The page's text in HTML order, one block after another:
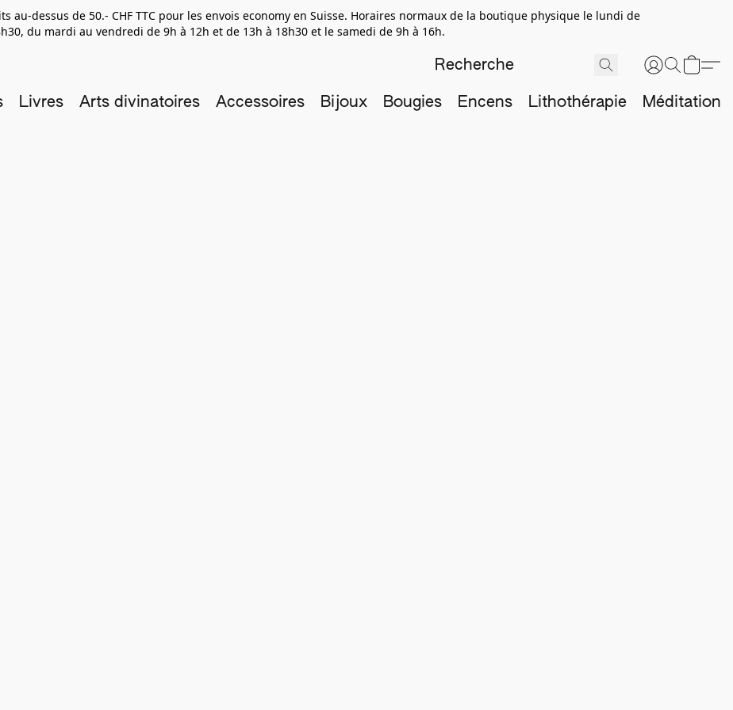
dessus de 50.- CHF TTC pour les envois economy en Suisse. Horaires normaux de la boutique physique le lundi de
du mardi au vendredi de 9h à 12h et de 13h à 18h30 et le samedi de 9h à 16h.
Livres Arts divinatoires Accessoires Bijoux Bougies Encens Lithothérapie Méditation